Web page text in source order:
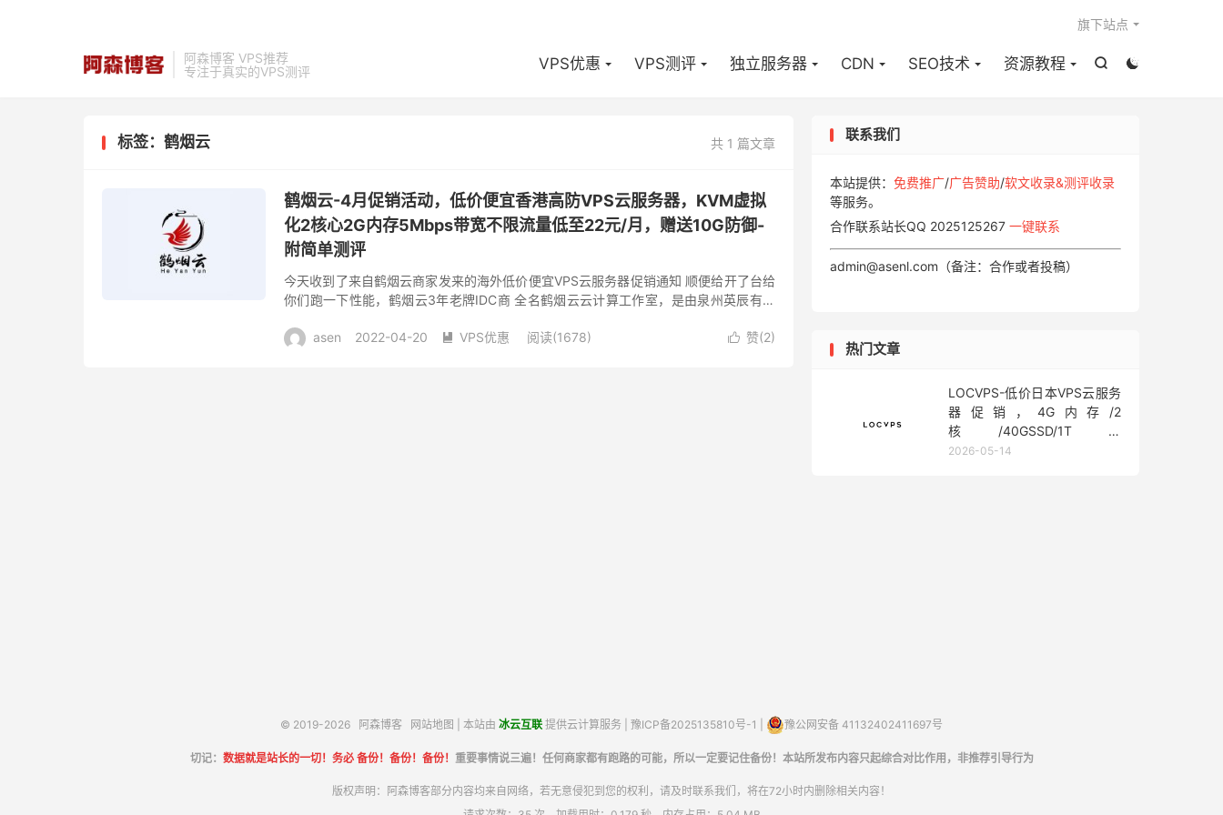
阿森博客 VPS推荐
专注于真实的VPS测评


VPS优惠 VPS测评 独立服务器 CDN SEO技术 资源教程
旗下站点
共 1 篇文章
标签：鹤烟云
鹤烟云-4月促销活动，低价便宜香港高防VPS云服务器，KVM虚拟
化2核心2G内存5Mbps带宽不限流量低至22元/月，赠送10G防御-
附简单测评
今天收到了来自鹤烟云商家发来的海外低价便宜VPS云服务器促销通知 顺便给开了台给
你们跑一下性能，鹤烟云3年老牌IDC商 全名鹤烟云云计算工作室，是由泉州英辰有限
 赞(2)
asen 2022-04-20  VPS优惠 阅读(1678)
联系我们
本站提供： 免费推广/广告赞助/软文收录&测评收录
等服务。
合作联系站长QQ 2025125267 一键联系
admin@asenl.com（备注：合作或者投稿）
热门文章
LOCVPS-低价日本VPS云服务
器促销，4G内存/2
核/40GSSD/1T流
量/450Mbps带宽，低至36元/
2026-05-14
© 2019-2026 阿森博客 网站地图 | 本站由 冰云互联 提供云计算服务 | 豫ICP备2025135810号-1 豫公网安备 41132402411697号
切记： 数据就是站长的一切！务必 备份！备份！备份！ 重要事情说三遍！任何商家都有跑路的可能，所以一定要记住备份！本站所发布内容只起综合对比作用，非推荐引导行为
版权声明：阿森博客部分内容均来自网络，若无意侵犯到您的权利，请及时联系我们，将在72小时内删除相关内容！